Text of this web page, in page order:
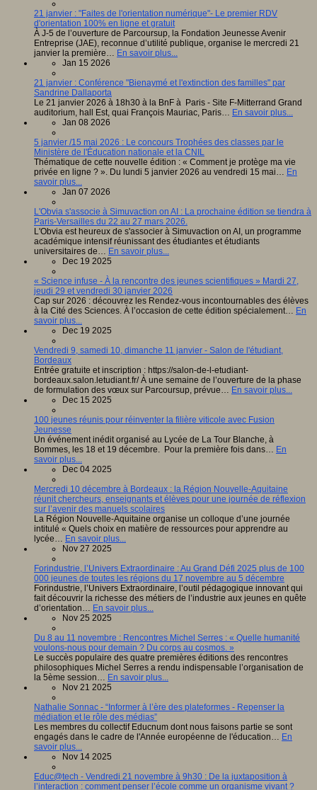
21 janvier : "Faites de l'orientation numérique"- Le premier RDV
d'orientation 100% en ligne et gratuit
À J-5 de l’ouverture de Parcoursup, la Fondation Jeunesse Avenir
Entreprise (JAE), reconnue d’utilité publique, organise le mercredi 21
janvier la première… En savoir plus...
Jan 15 2026
21 janvier : Conférence "Bienaymé et l'extinction des familles" par
Sandrine Dallaporta
Le 21 janvier 2026 à 18h30 à la BnF à Paris - Site F-Mitterrand Grand
auditorium, hall Est, quai François Mauriac, Paris… En savoir plus...
Jan 08 2026
5 janvier /15 mai 2026 : Le concours Trophées des classes par le
Ministère de l'Éducation nationale et la CNIL
Thématique de cette nouvelle édition : « Comment je protège ma vie
privée en ligne ? ». Du lundi 5 janvier 2026 au vendredi 15 mai… En
savoir plus...
Jan 07 2026
L'Obvia s'associe à Simuvaction on AI : La prochaine édition se tiendra à
Paris-Versailles du 22 au 27 mars 2026.
L'Obvia est heureux de s'associer à Simuvaction on AI, un programme
académique intensif réunissant des étudiantes et étudiants
universitaires de… En savoir plus...
Dec 19 2025
« Science infuse - À la rencontre des jeunes scientifiques » Mardi 27,
jeudi 29 et vendredi 30 janvier 2026
Cap sur 2026 : découvrez les Rendez-vous incontournables des élèves
à la Cité des Sciences. À l’occasion de cette édition spécialement… En
savoir plus...
Dec 19 2025
Vendredi 9, samedi 10, dimanche 11 janvier - Salon de l'étudiant,
Bordeaux
Entrée gratuite et inscription : https://salon-de-l-etudiant-
bordeaux.salon.letudiant.fr/ À une semaine de l’ouverture de la phase
de formulation des vœux sur Parcoursup, prévue… En savoir plus...
Dec 15 2025
100 jeunes réunis pour réinventer la filière viticole avec Fusion
Jeunesse
Un événement inédit organisé au Lycée de La Tour Blanche, à
Bommes, les 18 et 19 décembre. Pour la première fois dans… En
savoir plus...
Dec 04 2025
Mercredi 10 décembre à Bordeaux : la Région Nouvelle-Aquitaine
réunit chercheurs, enseignants et élèves pour une journée de réflexion
sur l’avenir des manuels scolaires
La Région Nouvelle-Aquitaine organise un colloque d’une journée
intitulé « Quels choix en matière de ressources pour apprendre au
lycée… En savoir plus...
Nov 27 2025
Forindustrie, l’Univers Extraordinaire : Au Grand Défi 2025 plus de 100
000 jeunes de toutes les régions du 17 novembre au 5 décembre
Forindustrie, l’Univers Extraordinaire, l’outil pédagogique innovant qui
fait découvrir la richesse des métiers de l’industrie aux jeunes en quête
d’orientation… En savoir plus...
Nov 25 2025
Du 8 au 11 novembre : Rencontres Michel Serres : « Quelle humanité
voulons-nous pour demain ? Du corps au cosmos. »
Le succès populaire des quatre premières éditions des rencontres
philosophiques Michel Serres a rendu indispensable l’organisation de
la 5ème session… En savoir plus...
Nov 21 2025
Nathalie Sonnac - “Informer à l’ère des plateformes - Repenser la
médiation et le rôle des médias”
Les membres du collectif Educnum dont nous faisons partie se sont
engagés dans le cadre de l'Année européenne de l'éducation… En
savoir plus...
Nov 14 2025
Educ@tech - Vendredi 21 novembre à 9h30 : De la juxtaposition à
l’interaction : comment penser l’école comme un organisme vivant ?